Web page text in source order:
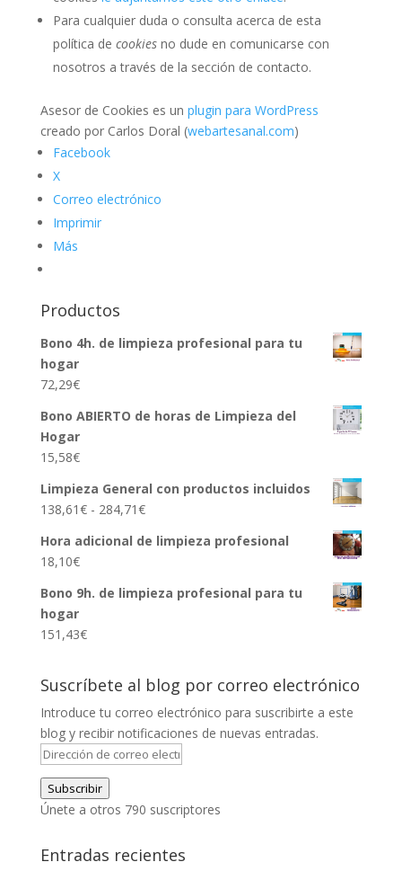
Para cualquier duda o consulta acerca de esta
política de cookiesno dude en comunicarse con
nosotros a través de la sección de contacto.
Asesor de Cookies es un plugin para WordPress
creado por Carlos Doral (webartesanal.com)
Facebook
X
Correo electrónico
Imprimir
Más
Productos
Bono 4h. de limpieza profesional para tu
hogar
72,29€
Bono ABIERTO de horas de Limpieza del
Hogar
15,58€
Limpieza General con productos incluidos
138,61€ - 284,71€Rango
precios:
138,61€
Hora adicional de limpieza profesional
18,10€
Bono 9h. de limpieza profesional para tu
hogar
151,43€
Suscríbete al blog por correo electrónico
Introduce tu correo electrónico para suscribirte a este
blog y recibir notificaciones de nuevas entradas.
Dirección
de
correo
electrónico
Subscribir
Únete a otros 790 suscriptores
Entradas recientes